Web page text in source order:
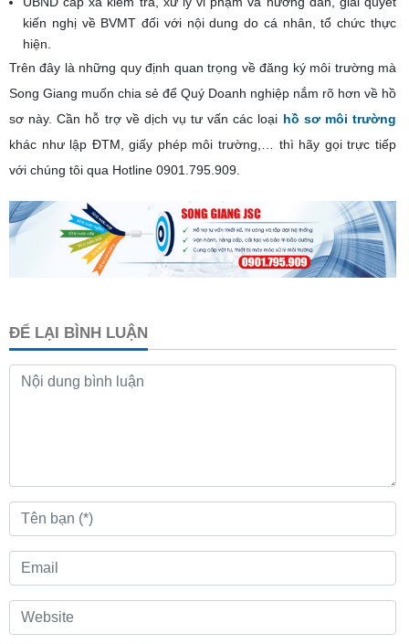
kiến nghị về BVMT đối với nội dung do cá nhân, tổ chức thực
hiện.
Trên đây là những quy định quan trọng về đăng ký môi trường mà
Song Giang muốn chia sẻ để Quý Doanh nghiệp nắm rõ hơn về hồ
sơ này. Cần hỗ trợ về dịch vụ tư vấn các loại hồ sơ môi trường
khác như lập ĐTM, giấy phép môi trường,… thì hãy gọi trực tiếp
với chúng tôi qua Hotline 0901.795.909
ĐỂ LẠI BÌNH LUẬN